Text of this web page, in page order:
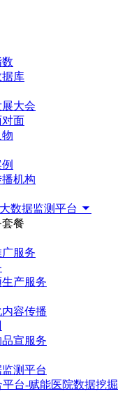
库
大会
面
机构
数据监测平台
餐
服务
产服务
容传播
宣服务
测平台
台-赋能医院数据挖掘